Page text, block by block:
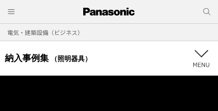
電気・建築設備（ビジネス）
納入事例集 （照明器具）